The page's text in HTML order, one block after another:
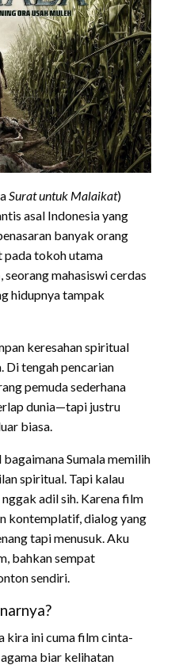
Surat untuk Malaikat)
asal Indonesia yang
banyak orang
pada tokoh utama
, seorang mahasiswi cerdas
hidupnya tampak
keresahan spiritual
Di tengah pencarian
pemuda sederhana
dunia—tapi justru
biasa.
Sumala memilih
spiritual. Tapi kalau
adil sih. Karena film
kontemplatif, dialog yang
tapi menusuk. Aku
bahkan sempat
sendiri.
kira ini cuma film cinta-
biar kelihatan